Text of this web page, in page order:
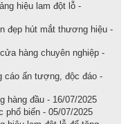
hiệu lam đột lỗ -
đẹp hút mắt thương hiệu -
hàng chuyên nghiệp -
cáo ấn tượng, độc đáo -
hàng đầu - 16/07/2025
biến - 05/07/2025